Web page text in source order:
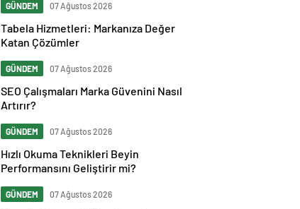
GÜNDEM 07 Ağustos 2026
Tabela Hizmetleri: Markanıza Değer
Katan Çözümler
GÜNDEM 07 Ağustos 2026
SEO Çalışmaları Marka Güvenini Nasıl
Artırır?
GÜNDEM 07 Ağustos 2026
Hızlı Okuma Teknikleri Beyin
Performansını Geliştirir mi?
GÜNDEM 07 Ağustos 2026